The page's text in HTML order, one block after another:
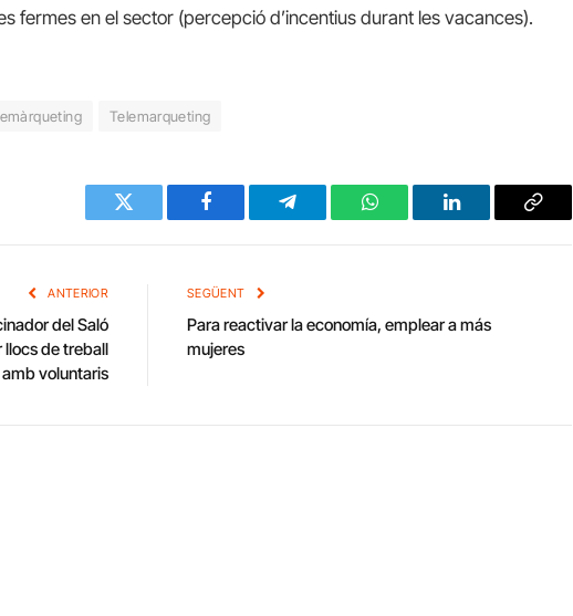
en el sector (percepció d’incentius durant les vacances).
Telemarqueting
Twitter Facebook Telegram WhatsAppLinkedIn Copy
ANTERIOR
del Saló
llocs de treball
amb voluntaris
SEGÜENT
Para reactivar la economía, emplear a más
mujeres